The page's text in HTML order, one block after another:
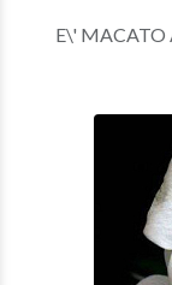
E\' MACATO